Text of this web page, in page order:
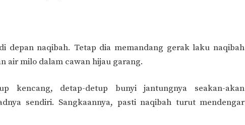
depan naqibah. Tetap dia memandang gerak laku naqibah
air milo dalam cawan hijau garang.
kencang, detap-detup bunyi jantungnya seakan-akan
sendiri. Sangkaannya, pasti naqibah turut mendengar